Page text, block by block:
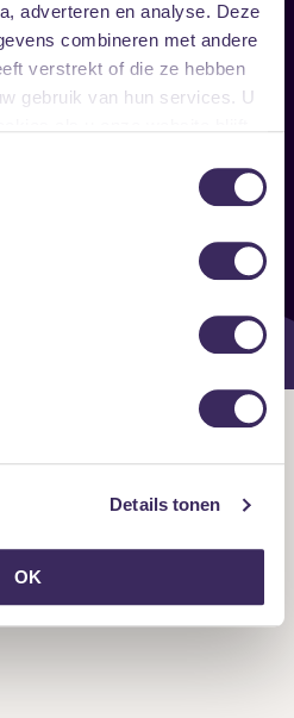
adverteren en analyse. Deze
combineren met andere
verstrekt of die ze hebben
gebruik van hun services. U
Details tonen
OK